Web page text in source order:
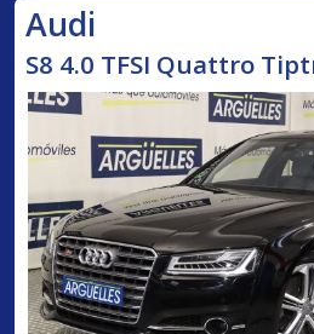
Audi
S8 4.0 TFSI Quattro